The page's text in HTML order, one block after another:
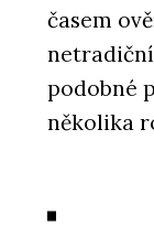
časem
podobné
několika